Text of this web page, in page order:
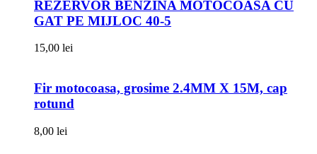
REZERVOR BENZINA MOTOCOASA CU
GAT PE MIJLOC 40-5
15,00 lei
Fir motocoasa, grosime 2.4MM X 15M, cap
rotund
8,00 lei